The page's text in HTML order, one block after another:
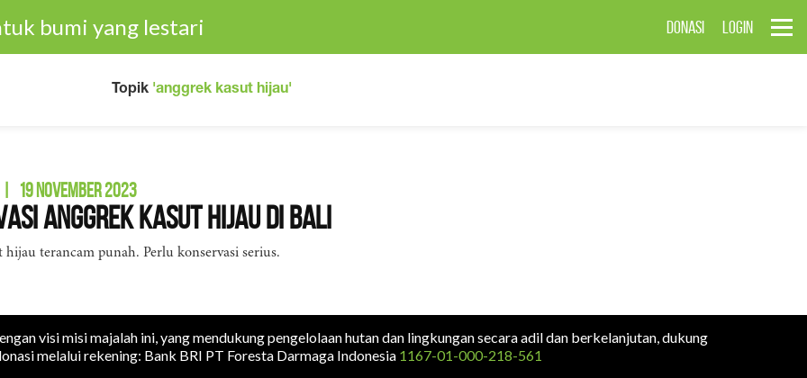
bumi yang lestari DONASI LOGIN
Topik 'anggrek kasut hijau'
19 NOVEMBER 2023
Anggrek Kasut Hijau di Bali
hijau terancam punah. Perlu konservasi serius.
visi misi majalah ini, yang mendukung pengelolaan hutan dan lingkungan secara adil dan berkelanjutan, dukung
melalui rekening: Bank BRI PT Foresta Darmaga Indonesia 1167-01-000-218-561